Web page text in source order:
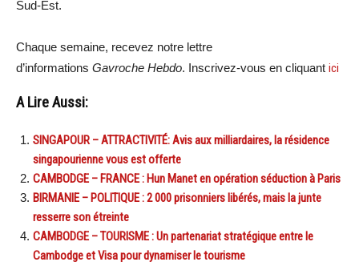
Sud-Est.
Chaque semaine, recevez notre lettre
d’informations Gavroche Hebdo. Inscrivez-vous en cliquant ici
A Lire Aussi:
SINGAPOUR – ATTRACTIVITÉ: Avis aux milliardaires, la résidence
singapourienne vous est offerte
CAMBODGE – FRANCE : Hun Manet en opération séduction à Paris
BIRMANIE – POLITIQUE : 2 000 prisonniers libérés, mais la junte
resserre son étreinte
CAMBODGE – TOURISME : Un partenariat stratégique entre le
Cambodge et Visa pour dynamiser le tourisme